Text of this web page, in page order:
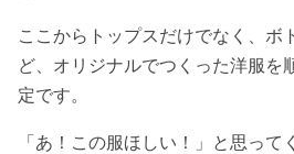
ここからトップスだけでなく、ボ
ど、オリジナルでつくった洋服を
定です。
「あ！この服ほしい！」と思っ